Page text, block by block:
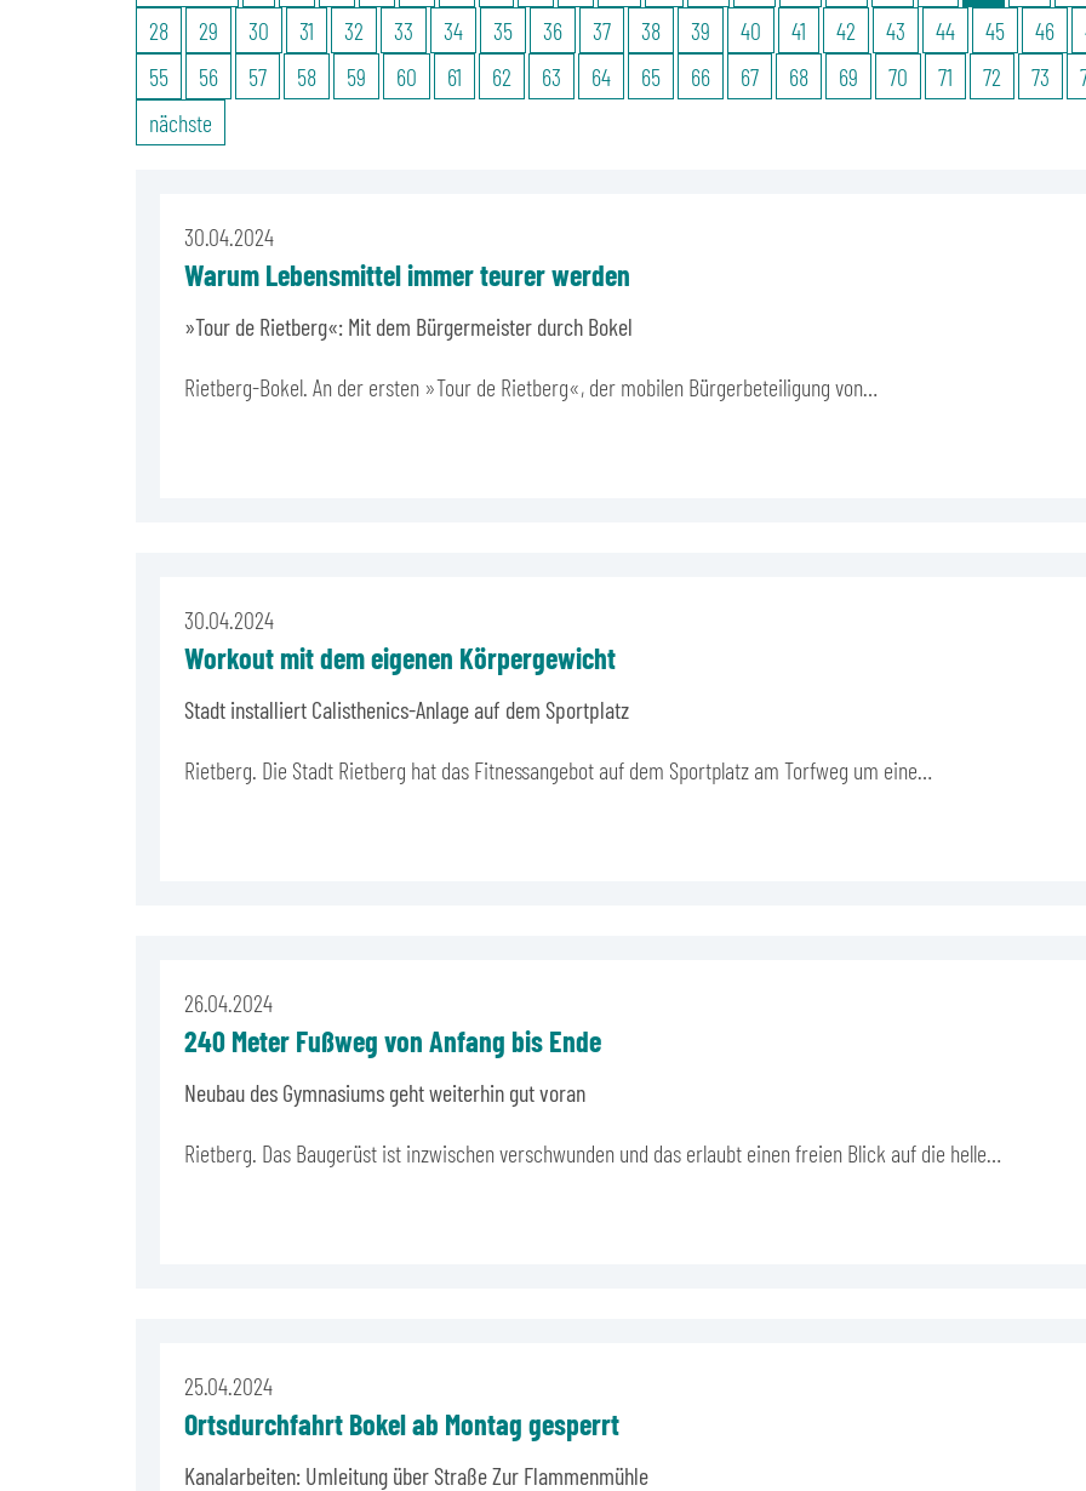
28
29 30 31 32 33 34 35 36 37 38 39 40 41 42 43 44 45 46
55
56 57 58 59 60 61 62 63 64 65 66 67 68 69 70 71 72 73
nächste
30.04.2024
Warum Lebensmittel immer teurer werden
»Tour de Rietberg«: Mit dem Bürgermeister durch Bokel
Rietberg-Bokel. An der ersten »Tour de Rietberg«, der mobilen Bürgerbeteiligung von…
30.04.2024
Workout mit dem eigenen Körpergewicht
Stadt installiert Calisthenics-Anlage auf dem Sportplatz
Rietberg. Die Stadt Rietberg hat das Fitnessangebot auf dem Sportplatz am Torfweg um eine…
26.04.2024
240 Meter Fußweg von Anfang bis Ende
Neubau des Gymnasiums geht weiterhin gut voran
Rietberg. Das Baugerüst ist inzwischen verschwunden und das erlaubt einen freien Blick auf die helle…
25.04.2024
Ortsdurchfahrt Bokel ab Montag gesperrt
Kanalarbeiten: Umleitung über Straße Zur Flammenmühle